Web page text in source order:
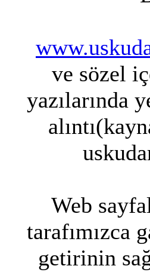
ve sözel
yazılarında
Web
tarafımızca
getirinin